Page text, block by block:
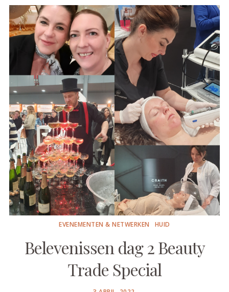
EVENEMENTEN & NETWERKEN HUID
Belevenissen dag 2 Beauty
Trade Special